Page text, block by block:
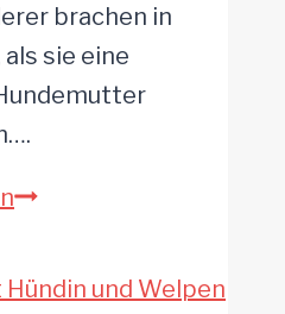
brachen in
als sie eine
Amelia
dem